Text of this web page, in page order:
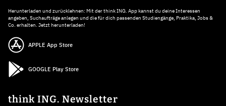
Herunterladen und zurücklehnen: Mit der think ING. App kannst du deine Interessen
angeben, Suchaufträge anlegen und die für dich passenden Studiengänge, Praktika, Jobs &
Co. erhalten. Jetzt herunterladen!
APPLE App Store
GOOGLE Play Store
think ING. Newsletter